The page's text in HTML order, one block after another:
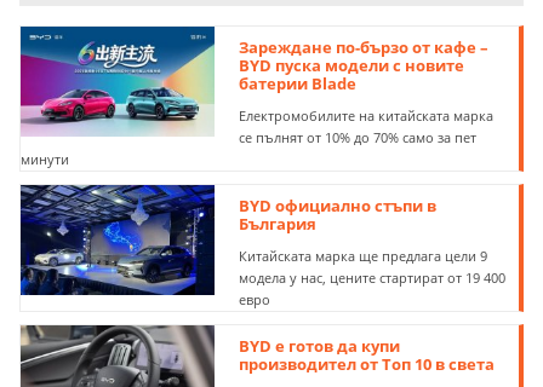
Зареждане по-бързо от кафе –
BYD пуска модели с новите
батерии Blade
Електромобилите на китайската марка
се пълнят от 10% до 70% само за пет
минути
BYD официално стъпи в
България
Китайската марка ще предлага цели 9
модела у нас, цените стартират от 19 400
евро
BYD е готов да купи
производител от Топ 10 в света